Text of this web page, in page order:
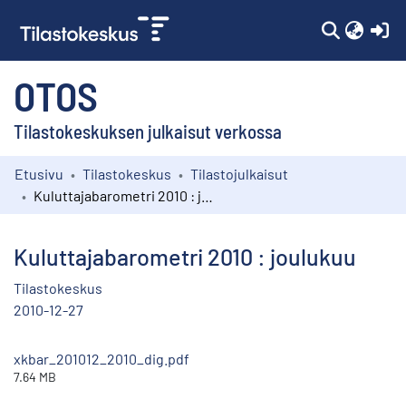
OTOS
Tilastokeskuksen julkaisut verkossa
Kokoelmat
Etusivu Tilastokeskus
Tilastojulkaisut
Kuluttajabarometri 2010 : joulukuu
Tilastokeskus
2010-12-27
xkbar_201012_2010_dig.pdf
7.64 MB